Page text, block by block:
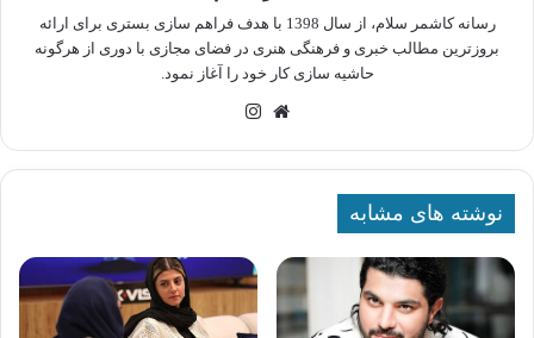
رسانه کاشمر سلام، از سال 1398 با هدف فراهم سازی بستری برای ارائه
بروزترین مطالب خبری و فرهنگی هنری در فضای مجازی با دوری از هرگونه
حاشیه سازی کار خود را آغاز نمود.
وبسایت
نوشته های مشابه